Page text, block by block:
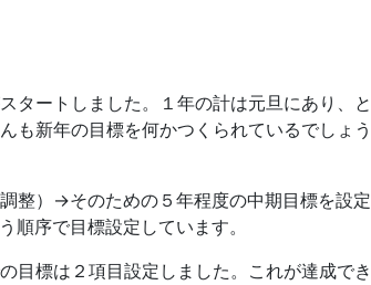
タートしました。１年の計は元旦にあり、と
も新年の目標を何かつくられているでしょう
整）→そのための５年程度の中期目標を設定
序で目標設定しています。
目標は２項目設定しました。これが達成でき